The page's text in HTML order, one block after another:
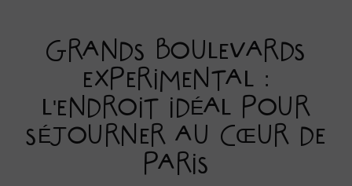
GRANDS BOULEVARDS
EXPERIMENTAL :
L'ENDROIT IDÉAL POUR
SÉJOURNER AU CŒUR DE
PARIS